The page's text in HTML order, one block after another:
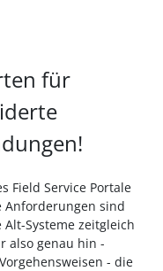
für
Field Service Portale
Anforderungen sind
Systeme zeitgleich
also genau hin -
- die